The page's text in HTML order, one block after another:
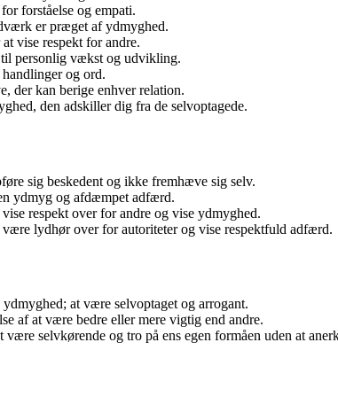
forståelse og empati.
er præget af ydmyghed.
vise respekt for andre.
personlig vækst og udvikling.
og ord.
der kan berige enhver relation.
den adskiller dig fra de selvoptagede.
sig beskedent og ikke fremhæve sig selv.
ydmyg og afdæmpet adfærd.
respekt over for andre og vise ydmyghed.
lydhør over for autoriteter og vise respektfuld adfærd.
at være selvoptaget og arrogant.
af at være bedre eller mere vigtig end andre.
være selvkørende og tro på ens egen formåen uden at